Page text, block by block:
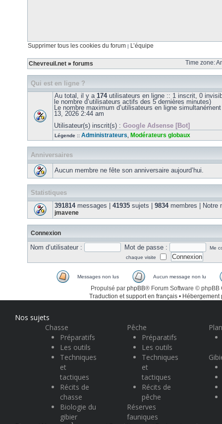
Supprimer tous les cookies du forum | L’équipe
Chevreuil.net » forums Time zone:
Qui est en ligne ?
Au total, il y a 174utilisateurs en ligne :: 1 inscrit, 0
le nombre d’utilisateurs actifs des 5 dernières minutes)
Le nombre maximum d’utilisateurs en ligne
13, 2026 2:44 am
Utilisateur(s) inscrit(s) : Google Adsense [Bot]
Légende :: Administrateurs Modérateurs globaux
Anniversaires
Aucun membre ne fête son anniversaire aujourd’hui.
Statistiques
391814messages | 41935 sujets | 9834membres | Notre
jmavene
Connexion
Nom d’utilisateur : Mot de passe :
Me
chaque visite
Messages non lus Aucun message non lu
Propulsé par phpBB® Forum Software © phpBB
Traduction et support en français • Hébergement
Nos sujets
Chasse
Préparatifs
Les outils
Techniques
et
tactiques
Récits de
chasse
Biologie du
gibier
Pêche
Préparatifs
Les outils
Techniques
et
tactiques
Récits de
pêche
Réserves
fauniques